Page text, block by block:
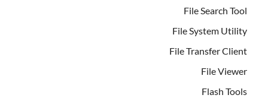
File Search Tool
File System Utility
File Transfer Client
File Viewer
Flash Tools